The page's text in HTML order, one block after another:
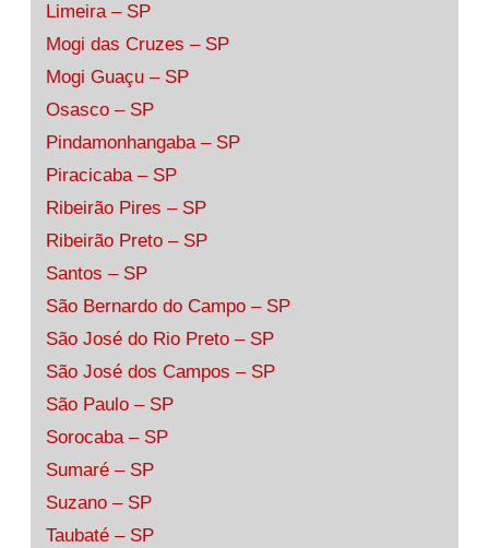
Limeira – SP
Mogi das Cruzes – SP
Mogi Guaçu – SP
Osasco – SP
Pindamonhangaba – SP
Piracicaba – SP
Ribeirão Pires – SP
Ribeirão Preto – SP
Santos – SP
São Bernardo do Campo – SP
São José do Rio Preto – SP
São José dos Campos – SP
São Paulo – SP
Sorocaba – SP
Sumaré – SP
Suzano – SP
Taubaté – SP